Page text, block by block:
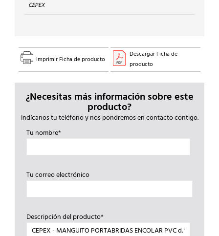
CEPEX
Imprimir Ficha de producto
Descargar Ficha de
producto
¿Necesitas más información sobre este
producto?
Indícanos tu teléfono y nos pondremos en contacto contigo.
Tu nombre*
Tu correo electrónico
Descripción del producto*